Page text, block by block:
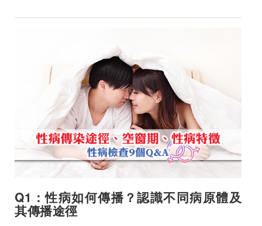
Q1：性病如何傳播？認識不同病原體及
其傳播途徑